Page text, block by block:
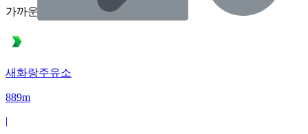
가까운순
새화랑주유소
889m
|